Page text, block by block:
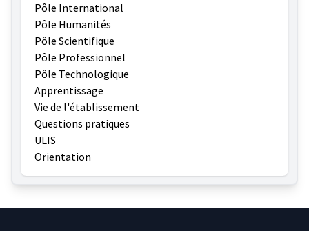
Pôle International
Pôle Humanités
Pôle Scientifique
Pôle Professionnel
Pôle Technologique
Apprentissage
Vie de l'établissement
Questions pratiques
ULIS
Orientation